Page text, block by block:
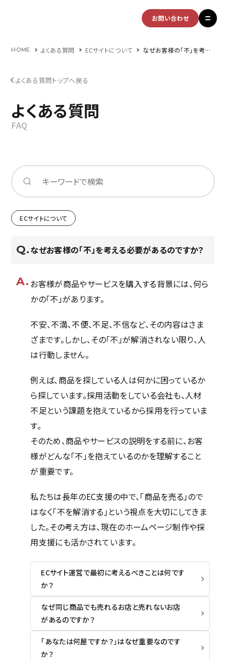
お問い合わせ
HOME よくある質問 ECサイトについて なぜお客様の「不」を考える必要があるのですか？
よくある質問トップへ戻る
よくある質問
FAQ
ECサイトについて
なぜお客様の「不」を考える必要があるのですか？
お客様が商品やサービスを購入する背景には、何ら
かの「不」があります。
不安、不満、不便、不足、不信など、その内容はさま
ざまです。しかし、その「不」が解消されない限り、人
は行動しません。
例えば、商品を探している人は何かに困っているか
ら探しています。採用活動をしている会社も、人材
不足という課題を抱えているから採用を行っていま
す。
そのため、商品やサービスの説明をする前に、お客
様がどんな「不」を抱えているのかを理解すること
が重要です。
私たちは長年のEC支援の中で、「商品を売る」ので
はなく「不を解消する」という視点を大切にしてきま
した。その考え方は、現在のホームページ制作や採
用支援にも活かされています。
ECサイト運営で最初に考えるべきことは何です
か？
なぜ同じ商品でも売れるお店と売れないお店
があるのですか？
「あなたは何屋ですか？」はなぜ重要なのです
か？
採用サイト完全ガイド
会社概要
カンドウスタイル
アクセス